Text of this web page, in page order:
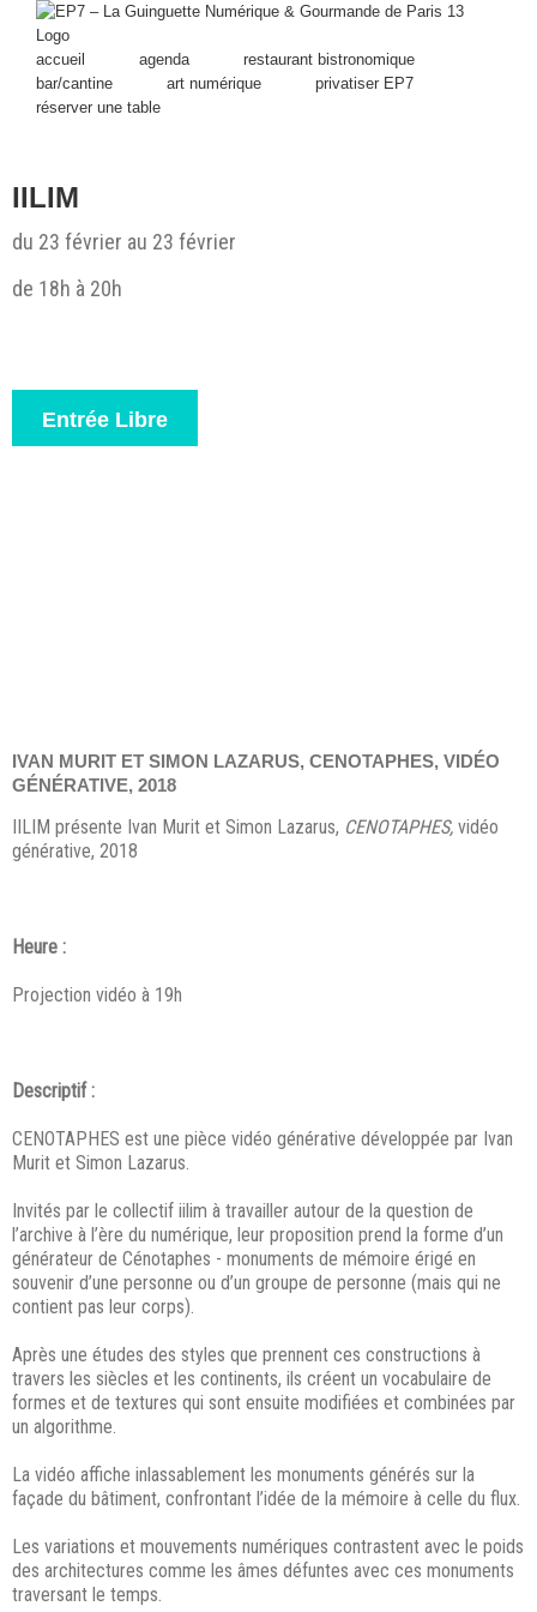
contentaccueil agenda
restaurant bistronomique
bar/cantine
art numérique
privatiser EP7
réserver une table
IILIM
du 23 février au 23 février
de 18h à 20h
Entrée Libre
IVAN MURIT ET SIMON LAZARUS, CENOTAPHES, VIDÉO
GÉNÉRATIVE, 2018
IILIM présente Ivan Murit et Simon Lazarus, CENOTAPHES, vidéo
générative, 2018
Heure :
Projection vidéo à 19h
Descriptif :
CENOTAPHES est une pièce vidéo générative développée par Ivan
Murit et Simon Lazarus.
Invités par le collectif iilim à travailler autour de la question de
l’archive à l’ère du numérique, leur proposition prend la forme d’un
générateur de Cénotaphes - monuments de mémoire érigé en
souvenir d’une personne ou d’un groupe de personne (mais qui ne
contient pas leur corps).
Après une études des styles que prennent ces constructions à
travers les siècles et les continents, ils créent un vocabulaire de
formes et de textures qui sont ensuite modifiées et combinées par
un algorithme.
La vidéo affiche inlassablement les monuments générés sur la
façade du bâtiment, confrontant l’idée de la mémoire à celle du flux.
Les variations et mouvements numériques contrastent avec le poids
des architectures comme les âmes défuntes avec ces monuments
traversant le temps.